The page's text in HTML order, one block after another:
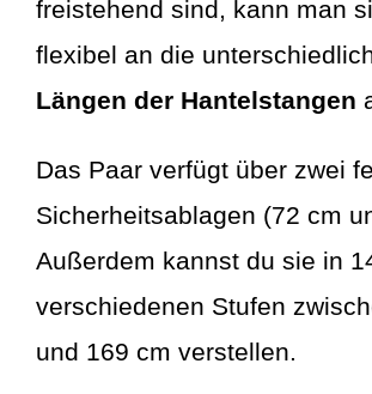
freistehend sind, kann man
flexibel an die
Längen der Hantelstangen
Das Paar verfügt über zwei
Sicherheitsablagen (72 cm
Außerdem kannst du sie in
verschiedenen Stufen
und 169 cm verstellen.